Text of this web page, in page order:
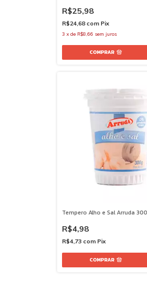
R$25,98
R$24,68 com Pix
3 x de R$8,66 sem juros
Tempero Alho e Sal Arruda
R$4,98
R$4,73 com Pix